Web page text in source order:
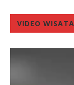
VIDEO